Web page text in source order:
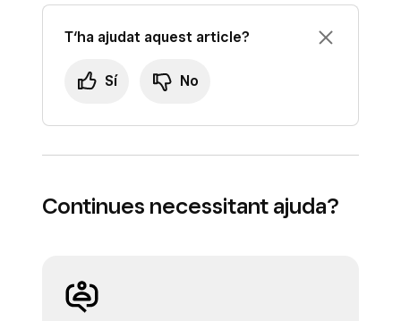
T‘ha ajudat aquest article?
Sí No
Continues necessitant ajuda?